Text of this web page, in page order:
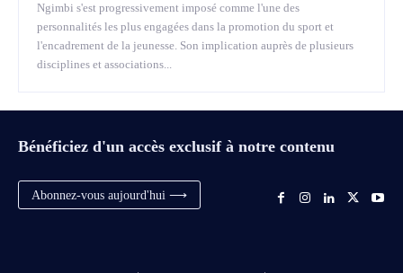
Ngimbi s'est progressivement imposé comme l'une des
personnalités les plus engagées dans la promotion du sport et
l'encadrement de la jeunesse. Son implication auprès de plusieurs
disciplines et associations...
Bénéficiez d'un accès exclusif à notre contenu
Abonnez-vous aujourd'hui ⟶